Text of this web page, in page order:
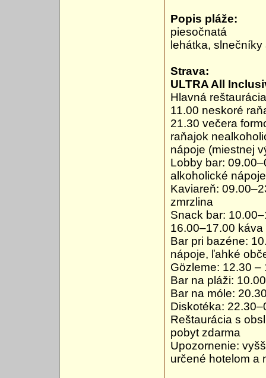
Popis pláže:
piesočnatá
lehátka,
Strava:
ULTRA All
Hlavná
11.00 neskoré
21.30 večera
raňajok
nápoje (miestnej
Lobby bar:
alkoholické nápoje
Kaviareň:
zmrzlina
Snack bar:
16.00–17.00 káva
Bar pri bazéne:
nápoje, ľahké
Gözleme: 12.30 –
Bar na pláži:
Bar na móle:
Diskotéka:
Reštaurácia s
pobyt zdarma
Upozornenie:
určené hotelom a